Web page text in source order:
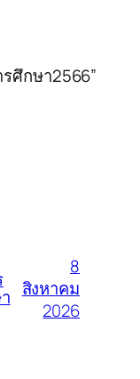
ศึกษา2566”
8
สิงหาคม
2026